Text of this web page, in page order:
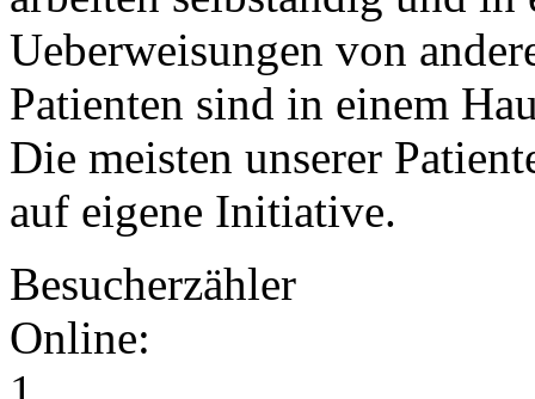
Ueberweisungen von
Patienten sind in einem
Die meisten unserer
auf eigene Initiative.
Besucherzähler
Online: